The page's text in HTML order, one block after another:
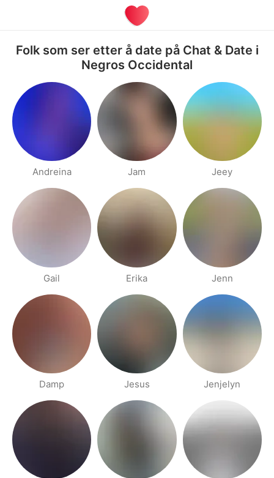
Folk som ser etter å date på Chat & Date i
Negros Occidental
Andreina Jam Jeey
Gail Erika Jenn
Damp Jesus Jenjelyn